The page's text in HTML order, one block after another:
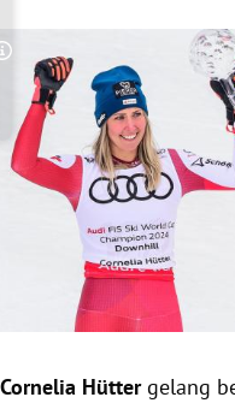
Untermenü
Untermenü
Untermenü
Untermenü
Untermenü
Untermenü
Untermenü
Copyright-Hinweis öffnen/
Cornelia Hüttergelang